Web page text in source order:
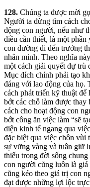
128. Chúng ta được mời
Người ta đừng tìm cách
động con người, nếu như
điều cần thiết, là một phần
con đường đi đến trưởng
nhân mình. Theo nghĩa
một cách giải quyết dự trù
Mục đích chính phải tạo
đáng với lao động của họ.
cách phát triển kỹ thuật để
bớt các chỗ làm được thay
cách cho hoạt động con
bớt công ăn việc làm “sẽ
diện kinh tế ngang qua
đặc biệt qua việc chôn vùi
sự vững vàng và tuân giữ
thiếu trong đời sống
con người cũng luôn là
cũng kéo theo giá trị con
đạt được những lợi lộc